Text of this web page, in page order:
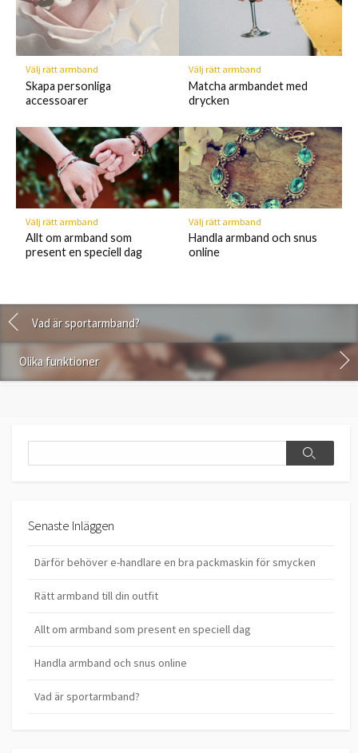
Välj rätt armband
Skapa personliga
accessoarer
Välj rätt armband
Matcha armbandet med
drycken
Välj rätt armband
Allt om armband som
present en speciell dag
Välj rätt armband
Handla armband och snus
online
Vad är sportarmband?
Olika funktioner
Search
Senaste Inläggen
Därför behöver e-handlare en bra packmaskin för smycken
Rätt armband till din outfit
Allt om armband som present en speciell dag
Handla armband och snus online
Vad är sportarmband?